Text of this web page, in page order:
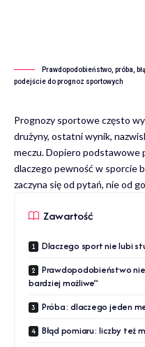
Prawdopodobieństwo, próba,
podejście do prognoz sportowych
Prognozy sportowe często
drużyny, ostatni wynik,
meczu. Dopiero podstawowe
dlaczego pewność w sporcie
zaczyna się od pytań, nie od
Zawartość
Dlaczego sport nie lubi
Prawdopodobieństwo
bardziej możliwe”
Próba: dlaczego jeden
Błąd pomiaru: liczby też